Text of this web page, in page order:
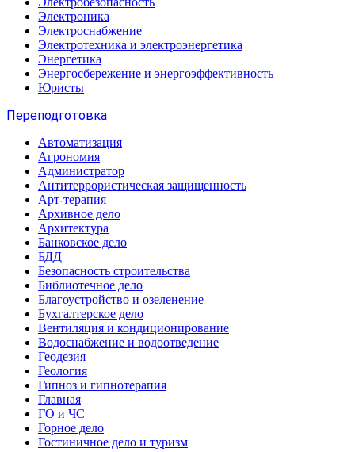
Электроника
Электроснабжение
Электротехника и электроэнергетика
Энергетика
Энергосбережение и энергоэффективность
Юристы
Переподготовка
Автоматизация
Агрономия
Администратор
Антитеррористическая защищенность
Арт-терапия
Архивное дело
Архитектура
Банковское дело
БДД
Безопасность строительства
Библиотечное дело
Благоустройство и озеленение
Бухгалтерское дело
Вентиляция и кондиционирование
Водоснабжение и водоотведение
Геодезия
Геология
Гипноз и гипнотерапия
Главная
ГО и ЧС
Горное дело
Гостиничное дело и туризм